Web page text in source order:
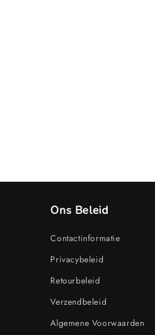
Ons Beleid
Contactinformatie
Privacybeleid
Retourbeleid
Verzendbeleid
Algemene Voorwaarden